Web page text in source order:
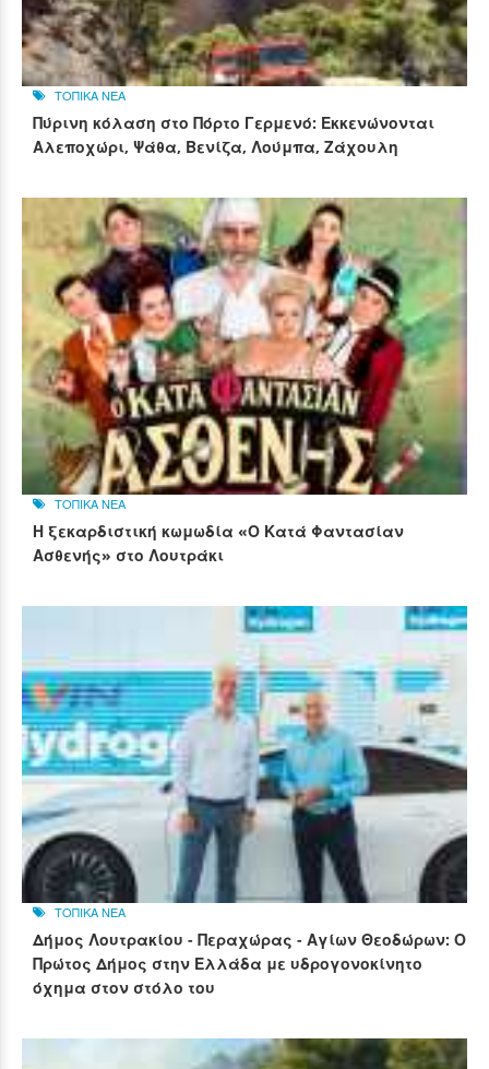
ΤΟΠΙΚΑ ΝΕΑ
Πύρινη κόλαση στο Πόρτο Γερμενό: Εκκενώνονται
Αλεποχώρι, Ψάθα, Βενίζα, Λούμπα, Ζάχουλη
ΤΟΠΙΚΑ ΝΕΑ
Η ξεκαρδιστική κωμωδία «Ο Κατά Φαντασίαν
Ασθενής» στο Λουτράκι
ΤΟΠΙΚΑ ΝΕΑ
Δήμος Λουτρακίου - Περαχώρας - Αγίων Θεοδώρων: Ο
Πρώτος Δήμος στην Ελλάδα με υδρογονοκίνητο
όχημα στον στόλο του